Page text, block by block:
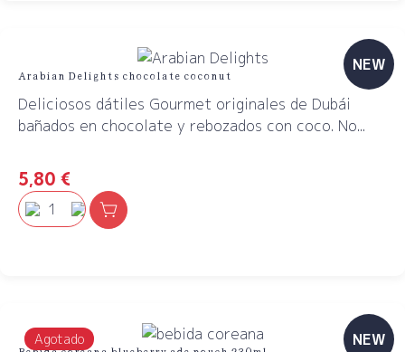
NEW
Arabian Delights chocolate coconut
Deliciosos dátiles Gourmet originales de Dubái
bañados en chocolate y rebozados con coco. No...
5,80 €
Agotado NEW